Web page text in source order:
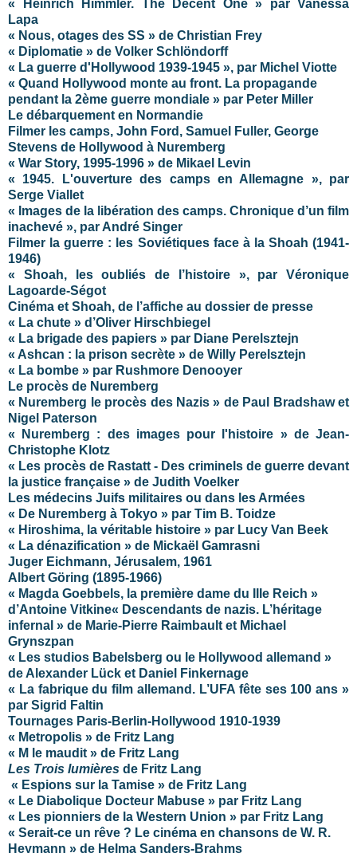
« Heinrich Himmler. The Decent One » par Vanessa
Lapa
« Nous, otages des SS » de Christian Frey
« Diplomatie » de Volker Schlöndorff
« La guerre d'Hollywood 1939-1945 », par Michel Viotte
« Quand Hollywood monte au front. La propagande
pendant la 2ème guerre mondiale » par Peter Miller
Le débarquement en Normandie
Filmer les camps, John Ford, Samuel Fuller, George
Stevens de Hollywood à Nuremberg
« War Story, 1995-1996 » de Mikael Levin
« 1945. L'ouverture des camps en Allemagne », par
Serge Viallet
« Images de la libération des camps. Chronique d’un film
inachevé », par André Singer
Filmer la guerre : les Soviétiques face à la Shoah (1941-
1946)
« Shoah, les oubliés de l’histoire », par Véronique
Lagoarde-Ségot
Cinéma et Shoah, de l’affiche au dossier de presse
« La chute » d’Oliver Hirschbiegel
« La brigade des papiers » par Diane Perelsztejn
« Ashcan : la prison secrète » de Willy Perelsztejn
« La bombe » par Rushmore Denooyer
Le procès de Nuremberg
« Nuremberg le procès des Nazis » de Paul Bradshaw et
Nigel Paterson
« Nuremberg : des images pour l'histoire » de Jean-
Christophe Klotz
« Les procès de Rastatt - Des criminels de guerre devant
la justice française » de Judith Voelker
Les médecins Juifs militaires ou dans les Armées
« De Nuremberg à Tokyo » par Tim B. Toidze
« Hiroshima, la véritable histoire » par Lucy Van Beek
« La dénazification » de Mickaël Gamrasni
Juger Eichmann, Jérusalem, 1961
Albert Göring (1895-1966)
« Magda Goebbels, la première dame du IIIe Reich »
d’Antoine Vitkine« Descendants de nazis. L’héritage
infernal » de Marie-Pierre Raimbault et Michael
Grynszpan
« Les studios Babelsberg ou le Hollywood allemand »
de Alexander Lück et Daniel Finkernage
« La fabrique du film allemand. L’UFA fête ses 100 ans »
par Sigrid Faltin
Tournages Paris-Berlin-Hollywood 1910-1939
« Metropolis » de Fritz Lang
« M le maudit » de Fritz Lang
Les Trois lumières de Fritz Lang
« Espions sur la Tamise » de Fritz Lang
« Le Diabolique Docteur Mabuse » par Fritz Lang
« Les pionniers de la Western Union » par Fritz Lang
« Serait-ce un rêve ? Le cinéma en chansons de W. R.
Heymann » de Helma Sanders-Brahms